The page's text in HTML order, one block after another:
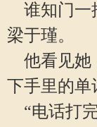
谁知门一
梁于瑾。
他看见她
下手里的单
“电话打